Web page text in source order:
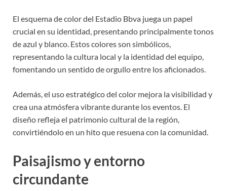
El esquema de color del Estadio Bbva juega un papel
crucial en su identidad, presentando principalmente tonos
de azul y blanco. Estos colores son simbólicos,
representando la cultura local y la identidad del equipo,
fomentando un sentido de orgullo entre los aficionados.
Además, el uso estratégico del color mejora la visibilidad y
crea una atmósfera vibrante durante los eventos. El
diseño refleja el patrimonio cultural de la región,
convirtiéndolo en un hito que resuena con la comunidad.
Paisajismo y entorno
circundante